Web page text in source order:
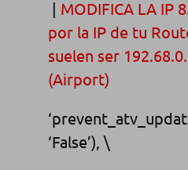
| MODIFICA LA IP
por la IP de tu
suelen ser
(Airport)
‘False’), \